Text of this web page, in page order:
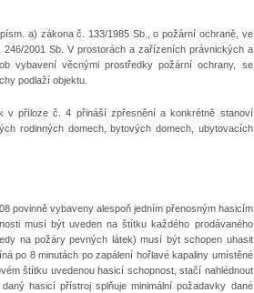
a) zákona č. 133/1985 Sb., o požární ochraně, ve
2001 Sb. V prostorách a zařízeních právnických a
vybavení věcnými prostředky požární ochrany, se
podlaží objektu.
v příloze č. 4 přináší zpřesnění a konkrétně stanoví
rodinných domech, bytových domech, ubytovacích
povinně vybaveny alespoň jedním přenosným hasicím
musí být uveden na štítku každého prodávaného
na požáry pevných látek) musí být schopen uhasit
po 8 minutách po zapálení hořlavé kapaliny umístěné
štítku uvedenou hasicí schopnost, stačí nahlédnout
hasicí přístroj splňuje minimální požadavky dané